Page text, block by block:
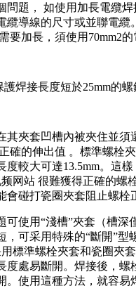
問題， 如使用加長電纜焊
纜導線的尺寸或並聯電纜
要加長，須使用70mm2的
護焊接長度短於25mm的螺
其夾套凹槽內被夾住並須
確的伸出值 。標準螺栓夾
度較大可達13.5mm。這
频网站 很難獲得正確的螺
會碰打瓷圈夾套阻止螺栓
可使用“淺槽”夾套（槽深
，可采用特殊的“斷開”型
用標準螺栓夾套和瓷圈夾
度處易斷開。焊接後，螺
。使用這種方法，就容易